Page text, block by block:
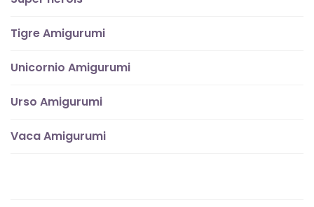
Tigre Amigurumi
Unicornio Amigurumi
Urso Amigurumi
Vaca Amigurumi